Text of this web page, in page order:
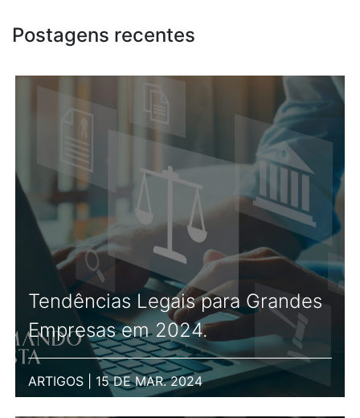
Postagens recentes
Tendências Legais para Grandes
Empresas em 2024.
ARTIGOS | 15 DE MAR. 2024